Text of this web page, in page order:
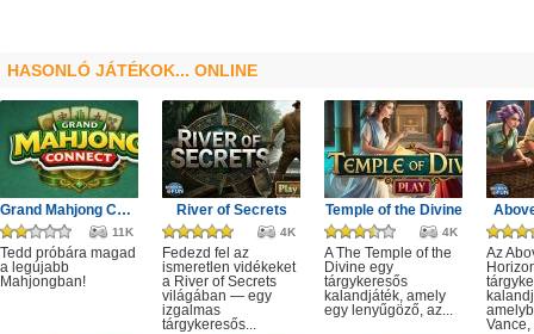
HASONLÓ JÁTÉKOK... ONLINE
Grand Mahjong Connect
11K
Tedd próbára magad
a legújabb
Mahjongban!
River of Secrets
4K
Fedezd fel az
ismeretlen vidékeket
a River of Secrets
világában — egy
izgalmas
tárgykeresős...
Temple of the Divine
4K
A The Temple of the
Divine egy
tárgykeresős
kalandjáték, amely
egy lenyűgöző, az...
Az
Vance,